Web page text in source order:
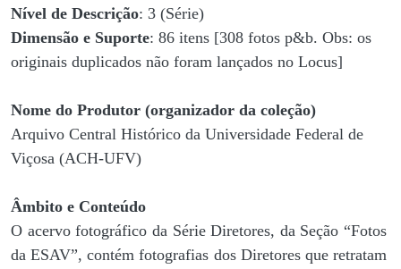
Nível de Descrição: 3 (Série)
Dimensão e Suporte: 86 itens [308 fotos p&b. Obs: os
originais duplicados não foram lançados no Locus]
Nome do Produtor (organizador da coleção)
Arquivo Central Histórico da Universidade Federal de
Viçosa (ACH-UFV)
Âmbito e Conteúdo
O acervo fotográfico da Série Diretores, da Seção “Fotos
da ESAV”, contém fotografias dos Diretores que retratam